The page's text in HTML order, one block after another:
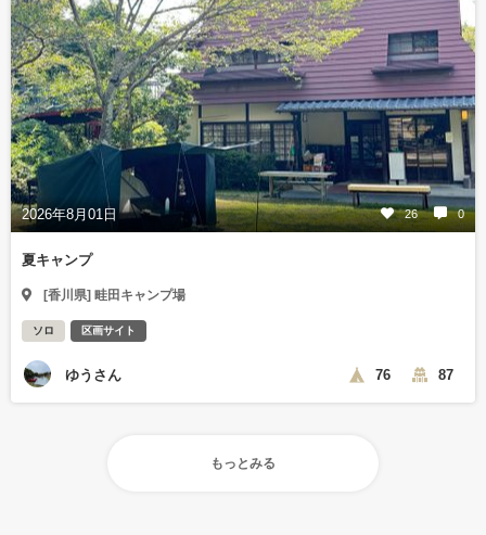
2026年8月01日 26 0
夏キャンプ
[香川県] 畦田キャンプ場
ソロ 区画サイト
ゆうさん 76 87
もっとみる